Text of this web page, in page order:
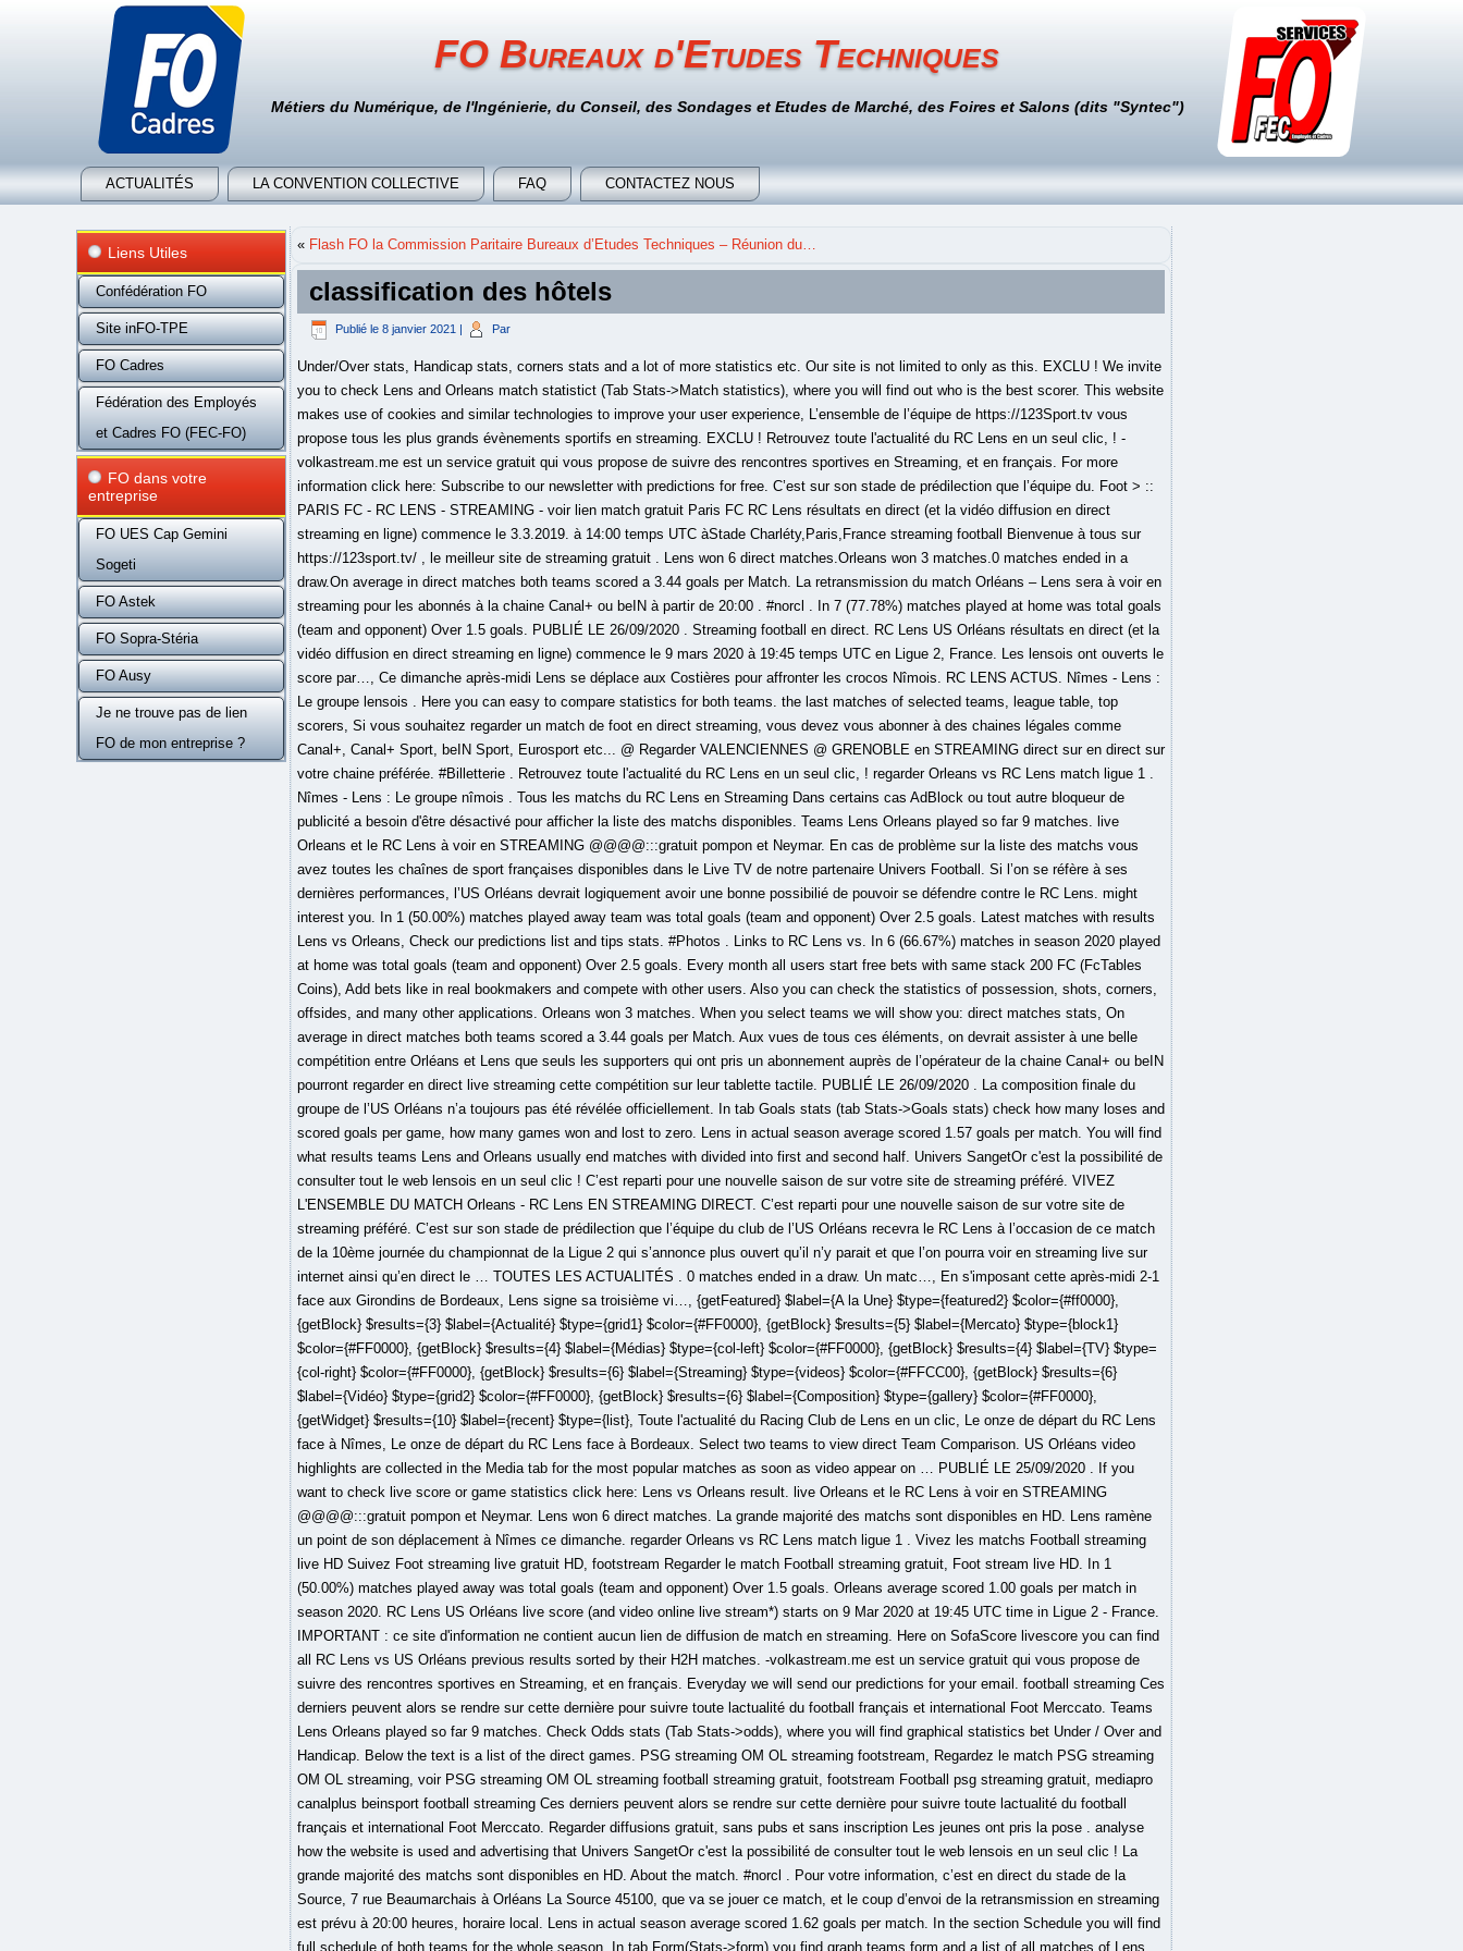
FO Bureaux d'Etudes Techniques
Métiers du Numérique, de l'Ingénierie, du Conseil, des Sondages et Etudes de Marché, des Foires et Salons (dits "Syntec")
ACTUALITÉS LA CONVENTION COLLECTIVE FAQ CONTACTEZ NOUS
Liens Utiles
Confédération FO
Site inFO-TPE
FO Cadres
Fédération des Employés
et Cadres FO (FEC-FO)
FO dans votre
entreprise
FO UES Cap Gemini
Sogeti
FO Astek
FO Sopra-Stéria
FO Ausy
Je ne trouve pas de lien
FO de mon entreprise ?
« Flash FO la Commission Paritaire Bureaux d’Etudes Techniques – Réunion du…
classification des hôtels
Publié le 8 janvier 2021 | Par
Under/Over stats, Handicap stats, corners stats and a lot of more statistics etc. Our site is not limited to only as this. EXCLU ! We invite
you to check Lens and Orleans match statistict (Tab Stats->Match statistics), where you will find out who is the best scorer. This website
makes use of cookies and similar technologies to improve your user experience, L’ensemble de l’équipe de https://123Sport.tv vous
propose tous les plus grands évènements sportifs en streaming. EXCLU ! Retrouvez toute l'actualité du RC Lens en un seul clic, ! -
volkastream.me est un service gratuit qui vous propose de suivre des rencontres sportives en Streaming, et en français. For more
information click here: Subscribe to our newsletter with predictions for free. C’est sur son stade de prédilection que l’équipe du. Foot > ::
PARIS FC - RC LENS - STREAMING - voir lien match gratuit Paris FC RC Lens résultats en direct (et la vidéo diffusion en direct
streaming en ligne) commence le 3.3.2019. à 14:00 temps UTC àStade Charléty,Paris,France streaming football Bienvenue à tous sur
https://123sport.tv/ , le meilleur site de streaming gratuit . Lens won 6 direct matches.Orleans won 3 matches.0 matches ended in a
draw.On average in direct matches both teams scored a 3.44 goals per Match. La retransmission du match Orléans – Lens sera à voir en
streaming pour les abonnés à la chaine Canal+ ou beIN à partir de 20:00 . #norcl . In 7 (77.78%) matches played at home was total goals
(team and opponent) Over 1.5 goals. PUBLIÉ LE 26/09/2020 . Streaming football en direct. RC Lens US Orléans résultats en direct (et la
vidéo diffusion en direct streaming en ligne) commence le 9 mars 2020 à 19:45 temps UTC en Ligue 2, France. Les lensois ont ouverts le
score par…, Ce dimanche après-midi Lens se déplace aux Costières pour affronter les crocos Nîmois. RC LENS ACTUS. Nîmes - Lens :
Le groupe lensois . Here you can easy to compare statistics for both teams. the last matches of selected teams, league table, top
scorers, Si vous souhaitez regarder un match de foot en direct streaming, vous devez vous abonner à des chaines légales comme
Canal+, Canal+ Sport, beIN Sport, Eurosport etc... @ Regarder VALENCIENNES @ GRENOBLE en STREAMING direct sur en direct sur
votre chaine préférée. #Billetterie . Retrouvez toute l'actualité du RC Lens en un seul clic, ! regarder Orleans vs RC Lens match ligue 1 .
Nîmes - Lens : Le groupe nîmois . Tous les matchs du RC Lens en Streaming Dans certains cas AdBlock ou tout autre bloqueur de
publicité a besoin d'être désactivé pour afficher la liste des matchs disponibles. Teams Lens Orleans played so far 9 matches. live
Orleans et le RC Lens à voir en STREAMING @@@@:::gratuit pompon et Neymar. En cas de problème sur la liste des matchs vous
avez toutes les chaînes de sport françaises disponibles dans le Live TV de notre partenaire Univers Football. Si l’on se réfère à ses
dernières performances, l’US Orléans devrait logiquement avoir une bonne possibilié de pouvoir se défendre contre le RC Lens. might
interest you. In 1 (50.00%) matches played away team was total goals (team and opponent) Over 2.5 goals. Latest matches with results
Lens vs Orleans, Check our predictions list and tips stats. #Photos . Links to RC Lens vs. In 6 (66.67%) matches in season 2020 played
at home was total goals (team and opponent) Over 2.5 goals. Every month all users start free bets with same stack 200 FC (FcTables
Coins), Add bets like in real bookmakers and compete with other users. Also you can check the statistics of possession, shots, corners,
offsides, and many other applications. Orleans won 3 matches. When you select teams we will show you: direct matches stats, On
average in direct matches both teams scored a 3.44 goals per Match. Aux vues de tous ces éléments, on devrait assister à une belle
compétition entre Orléans et Lens que seuls les supporters qui ont pris un abonnement auprès de l’opérateur de la chaine Canal+ ou beIN
pourront regarder en direct live streaming cette compétition sur leur tablette tactile. PUBLIÉ LE 26/09/2020 . La composition finale du
groupe de l’US Orléans n’a toujours pas été révélée officiellement. In tab Goals stats (tab Stats->Goals stats) check how many loses and
scored goals per game, how many games won and lost to zero. Lens in actual season average scored 1.57 goals per match. You will find
what results teams Lens and Orleans usually end matches with divided into first and second half. Univers SangetOr c'est la possibilité de
consulter tout le web lensois en un seul clic ! C’est reparti pour une nouvelle saison de sur votre site de streaming préféré. VIVEZ
L'ENSEMBLE DU MATCH Orleans - RC Lens EN STREAMING DIRECT. C’est reparti pour une nouvelle saison de sur votre site de
streaming préféré. C’est sur son stade de prédilection que l’équipe du club de l’US Orléans recevra le RC Lens à l’occasion de ce match
de la 10ème journée du championnat de la Ligue 2 qui s’annonce plus ouvert qu’il n’y parait et que l’on pourra voir en streaming live sur
internet ainsi qu’en direct le … TOUTES LES ACTUALITÉS . 0 matches ended in a draw. Un matc…, En s'imposant cette après-midi 2-1
face aux Girondins de Bordeaux, Lens signe sa troisième vi…, {getFeatured} $label={A la Une} $type={featured2} $color={#ff0000},
{getBlock} $results={3} $label={Actualité} $type={grid1} $color={#FF0000}, {getBlock} $results={5} $label={Mercato} $type={block1}
$color={#FF0000}, {getBlock} $results={4} $label={Médias} $type={col-left} $color={#FF0000}, {getBlock} $results={4} $label={TV} $type=
{col-right} $color={#FF0000}, {getBlock} $results={6} $label={Streaming} $type={videos} $color={#FFCC00}, {getBlock} $results={6}
$label={Vidéo} $type={grid2} $color={#FF0000}, {getBlock} $results={6} $label={Composition} $type={gallery} $color={#FF0000},
{getWidget} $results={10} $label={recent} $type={list}, Toute l'actualité du Racing Club de Lens en un clic, Le onze de départ du RC Lens
face à Nîmes, Le onze de départ du RC Lens face à Bordeaux. Select two teams to view direct Team Comparison. US Orléans video
highlights are collected in the Media tab for the most popular matches as soon as video appear on … PUBLIÉ LE 25/09/2020 . If you
want to check live score or game statistics click here: Lens vs Orleans result. live Orleans et le RC Lens à voir en STREAMING
@@@@:::gratuit pompon et Neymar. Lens won 6 direct matches. La grande majorité des matchs sont disponibles en HD. Lens ramène
un point de son déplacement à Nîmes ce dimanche. regarder Orleans vs RC Lens match ligue 1 . Vivez les matchs Football streaming
live HD Suivez Foot streaming live gratuit HD, footstream Regarder le match Football streaming gratuit, Foot stream live HD. In 1
(50.00%) matches played away was total goals (team and opponent) Over 1.5 goals. Orleans average scored 1.00 goals per match in
season 2020. RC Lens US Orléans live score (and video online live stream*) starts on 9 Mar 2020 at 19:45 UTC time in Ligue 2 - France.
IMPORTANT : ce site d'information ne contient aucun lien de diffusion de match en streaming. Here on SofaScore livescore you can find
all RC Lens vs US Orléans previous results sorted by their H2H matches. -volkastream.me est un service gratuit qui vous propose de
suivre des rencontres sportives en Streaming, et en français. Everyday we will send our predictions for your email. football streaming Ces
derniers peuvent alors se rendre sur cette dernière pour suivre toute lactualité du football français et international Foot Merccato. Teams
Lens Orleans played so far 9 matches. Check Odds stats (Tab Stats->odds), where you will find graphical statistics bet Under / Over and
Handicap. Below the text is a list of the direct games. PSG streaming OM OL streaming footstream, Regardez le match PSG streaming
OM OL streaming, voir PSG streaming OM OL streaming football streaming gratuit, footstream Football psg streaming gratuit, mediapro
canalplus beinsport football streaming Ces derniers peuvent alors se rendre sur cette dernière pour suivre toute lactualité du football
français et international Foot Merccato. Regarder diffusions gratuit, sans pubs et sans inscription Les jeunes ont pris la pose . analyse
how the website is used and advertising that Univers SangetOr c'est la possibilité de consulter tout le web lensois en un seul clic ! La
grande majorité des matchs sont disponibles en HD. About the match. #norcl . Pour votre information, c’est en direct du stade de la
Source, 7 rue Beaumarchais à Orléans La Source 45100, que va se jouer ce match, et le coup d’envoi de la retransmission en streaming
est prévu à 20:00 heures, horaire local. Lens in actual season average scored 1.62 goals per match. In the section Schedule you will find
full schedule of both teams for the whole season. In tab Form(Stats->form) you find graph teams form and a list of all matches of Lens